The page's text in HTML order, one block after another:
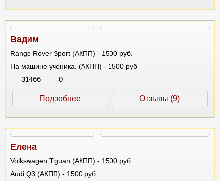
Вадим
Range Rover Sport (АКПП) - 1500 руб.
На машине ученика. (АКПП) - 1500 руб.
31466 0
Подробнее Отзывы (9)
Елена
Volkswagen Tiguan (АКПП) - 1500 руб.
Audi Q3 (АКПП) - 1500 руб.